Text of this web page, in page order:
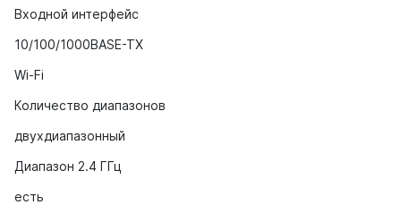
Входной интерфейс
10/100/1000BASE-TX
Wi-Fi
Количество диапазонов
двухдиапазонный
Диапазон 2.4 ГГц
есть